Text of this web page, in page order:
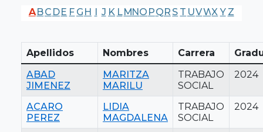
ABC DE F G H I J K LMNO PQR S T UVWX Y Z
Apellidos Nombres Carrera
ABAD
JIMENEZ
MARITZA
MARILU
TRABAJO
SOCIAL
2024
ACARO
PEREZ
LIDIA
MAGDALENA
TRABAJO
SOCIAL
2024